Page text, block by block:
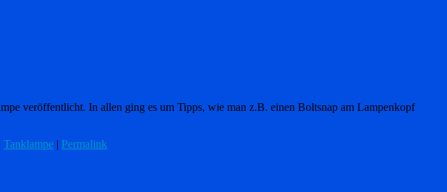
veröffentlicht. In allen ging es um Tipps, wie man z.B. einen Boltsnap am Lampenkopf
Tanklampe Permalink